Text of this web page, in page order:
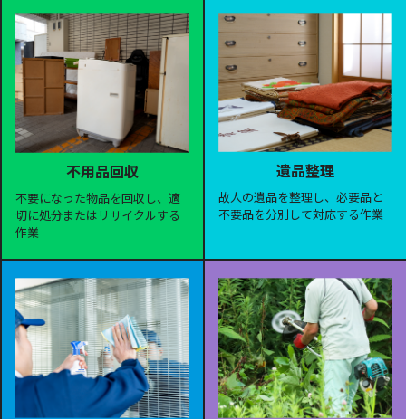
不用品回収
不要になった物品を回収し、適
切に処分またはリサイクルする
作業
遺品整理
故人の遺品を整理し、必要品と
不要品を分別して対応する作業